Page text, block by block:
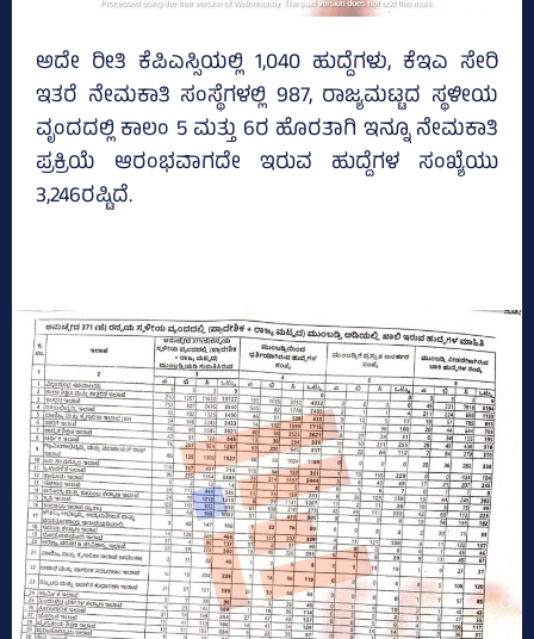
ಅದೇ ರೀತಿ ಕೆಪಿಎಸ್ಸಿಯಲ್ಲಿ 1,040 ಹುದ್ದೆಗಳು, ಕೆಇಎ ಸೇರಿ
ಇತರೆ ನೇಮಕಾತಿ ಸಂಸ್ಥೆಗಳಲ್ಲಿ 987, ರಾಜ್ಯಮಟ್ಟದ ಸ್ಥಳೀಯ
ವೃಂದದಲ್ಲಿ ಕಾಲಂ 5 ಮತ್ತು 6ರ ಹೊರತಾಗಿ ಇನ್ನೂ ನೇಮಕಾತಿ
ಪ್ರಕ್ರಿಯೆ ಆರಂಭವಾಗದೇ ಇರುವ ಹುದ್ದೆಗಳ ಸಂಖ್ಯೆಯು
3,246ರಷ್ಟಿದೆ.